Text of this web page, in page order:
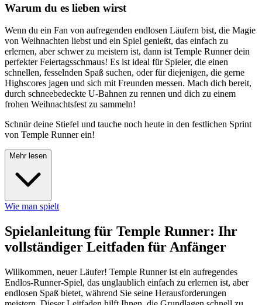
Warum du es lieben wirst
Wenn du ein Fan von aufregenden endlosen Läufern bist, die Magie
von Weihnachten liebst und ein Spiel genießt, das einfach zu
erlernen, aber schwer zu meistern ist, dann ist Temple Runner dein
perfekter Feiertagsschmaus! Es ist ideal für Spieler, die einen
schnellen, fesselnden Spaß suchen, oder für diejenigen, die gerne
Highscores jagen und sich mit Freunden messen. Mach dich bereit,
durch schneebedeckte U-Bahnen zu rennen und dich zu einem
frohen Weihnachtsfest zu sammeln!
Schnür deine Stiefel und tauche noch heute in den festlichen Sprint
von Temple Runner ein!
Mehr lesen
Wie man spielt
Spielanleitung für Temple Runner: Ihr
vollständiger Leitfaden für Anfänger
Willkommen, neuer Läufer! Temple Runner ist ein aufregendes
Endlos-Runner-Spiel, das unglaublich einfach zu erlernen ist, aber
endlosen Spaß bietet, während Sie seine Herausforderungen